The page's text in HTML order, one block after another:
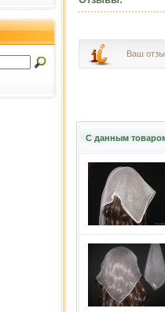
Ваш
С данным